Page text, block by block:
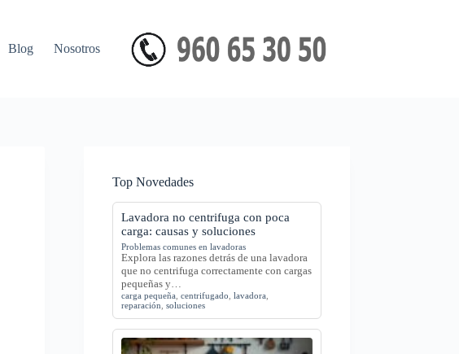
Blog Nosotros
Top Novedades
Lavadora no centrifuga con poca
carga: causas y soluciones
Problemas comunes en lavadoras
Explora las razones detrás de una lavadora
que no centrifuga correctamente con cargas
pequeñas y…
carga pequeña ,centrifugado ,lavadora
reparación ,soluciones